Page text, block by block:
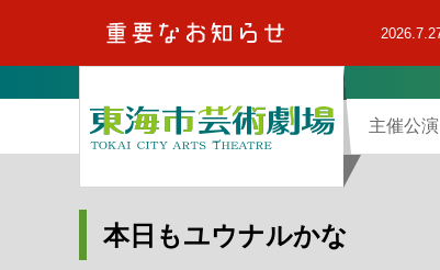
主催公
本日もユウナルかな